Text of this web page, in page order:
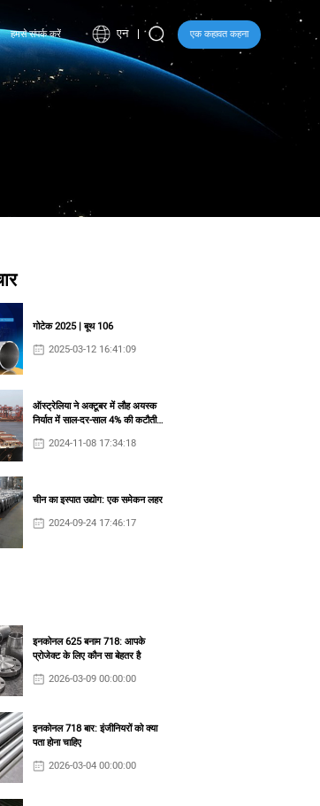
हमसे संपर्क करें एन एक कहावत कहना
गोटेक 2025 | बूथ 106
2025-03-12 16:41:09
ऑस्ट्रेलिया ने अक्टूबर में लौह अयस्क
निर्यात में साल-दर-साल 4% की कटौती
2024-11-08 17:34:18
चीन का इस्पात उद्योग: एक समेकन लहर
2024-09-24 17:46:17
इनकोनल 625 बनाम 718: आपके
प्रोजेक्ट के लिए कौन सा बेहतर है
2026-03-09 00:00:00
इनकोनल 718 बार: इंजीनियरों को क्या
पता होना चाहिए
2026-03-04 00:00:00